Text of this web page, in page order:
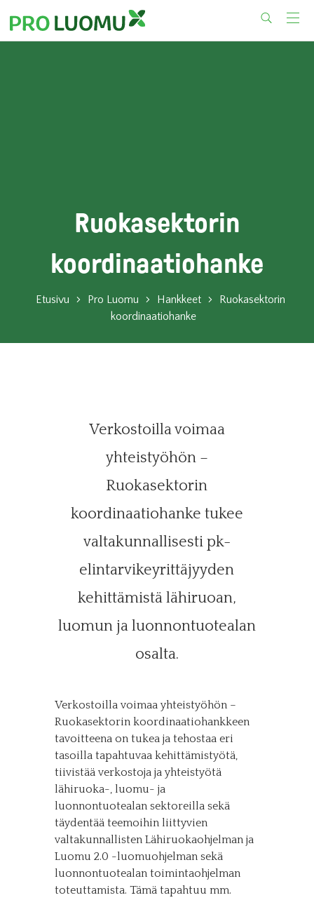
Ruokasektorin
koordinaatiohanke
Etusivu Pro Luomu Hankkeet
Ruokasektorin
koordinaatiohanke
Verkostoilla voimaa
yhteistyöhön –
Ruokasektorin
koordinaatiohanke tukee
valtakunnallisesti pk-
elintarvikeyrittäjyyden
kehittämistä lähiruoan,
luomun ja luonnontuotealan
osalta.
Verkostoilla voimaa yhteistyöhön –
Ruokasektorin koordinaatiohankkeen
tavoitteena on tukea ja tehostaa eri
tasoilla tapahtuvaa kehittämistyötä,
tiivistää verkostoja ja yhteistyötä
lähiruoka-, luomu- ja
luonnontuotealan sektoreilla sekä
täydentää teemoihin liittyvien
valtakunnallisten Lähiruokaohjelman ja
Luomu 2.0 -luomuohjelman sekä
luonnontuotealan toimintaohjelman
toteuttamista. Tämä tapahtuu mm.